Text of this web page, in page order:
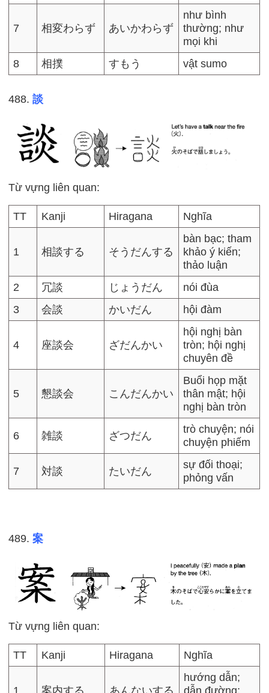
7 相変わらず あいかわらず
như bình
thường; như
mọi khi
8
相撲 すもう vật sumo
488.談
Từ vựng liên quan:
TT Kanji Hiragana Nghĩa
1 相談する そうだんする
bàn bạc; tham
khảo ý kiến;
thảo luận
2
冗談 じょうだん
nói đùa
3
会談 かいだん hội đàm
4 座談会 ざだんかい
hội nghị bàn
tròn; hội nghị
chuyên đề
5 懇談会 こんだんかい
Buổi họp mặt
thân mật; hội
nghị bàn tròn
6 雑談 ざつだん
trò chuyện; nói
chuyện phiếm
7 対談 たいだん
sự đối thoại;
phỏng vấn
489.案
Từ vựng liên quan:
TT Kanji Hiragana Nghĩa
hướng dẫn;